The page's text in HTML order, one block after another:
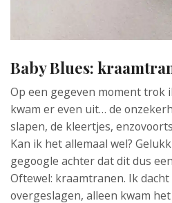
Baby Blues:
Op een gegeven moment trok
kwam er even uit… de
slapen, de kleertjes,
Kan ik het allemaal wel?
gegoogle achter dat dit dus
Oftewel: kraamtranen. Ik
overgeslagen, alleen kwam